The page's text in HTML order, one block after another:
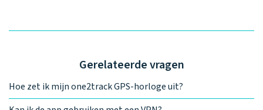
Gerelateerde vragen
Hoe zet ik mijn one2track GPS-horloge uit?